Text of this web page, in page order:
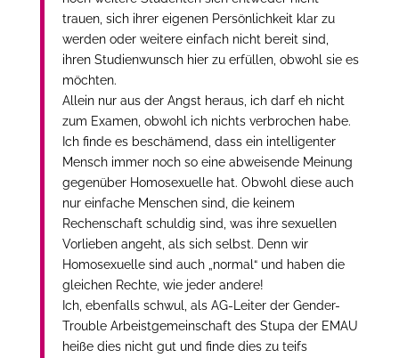
trauen, sich ihrer eigenen Persönlichkeit klar zu
werden oder weitere einfach nicht bereit sind,
ihren Studienwunsch hier zu erfüllen, obwohl sie es
möchten.
Allein nur aus der Angst heraus, ich darf eh nicht
zum Examen, obwohl ich nichts verbrochen habe.
Ich finde es beschämend, dass ein intelligenter
Mensch immer noch so eine abweisende Meinung
gegenüber Homosexuelle hat. Obwohl diese auch
nur einfache Menschen sind, die keinem
Rechenschaft schuldig sind, was ihre sexuellen
Vorlieben angeht, als sich selbst. Denn wir
Homosexuelle sind auch „normal“ und haben die
gleichen Rechte, wie jeder andere!
Ich, ebenfalls schwul, als AG-Leiter der Gender-
Trouble Arbeistgemeinschaft des Stupa der EMAU
heiße dies nicht gut und finde dies zu teifs